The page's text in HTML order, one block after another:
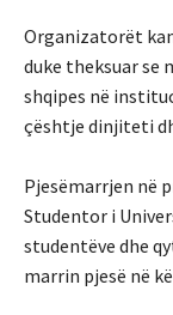
Organizatorët
duke theksuar se
shqipes në
çështje dinjiteti
Pjesëmarrjen në
Studentor i
studentëve dhe
marrin pjesë në